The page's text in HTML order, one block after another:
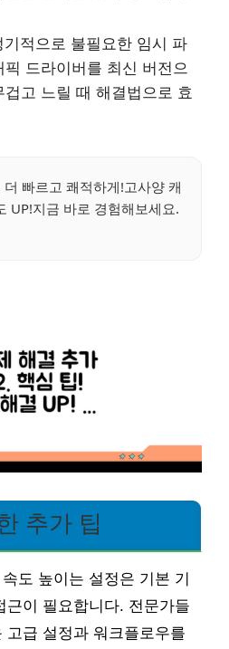
기적으로 불필요한 임시 파
드라이버를 최신 버전으
겁고 느릴 때 해결법으로 효
더 빠르고 쾌적하게!고사양 캐
UP!지금 바로 경험해보세요.
추가 팁
도 높이는 설정은 기본 기
근이 필요합니다. 전문가들
고급 설정과 워크플로우를